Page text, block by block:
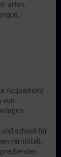
-arten,
Acquisition)
von
und schnell für
vermittelt,